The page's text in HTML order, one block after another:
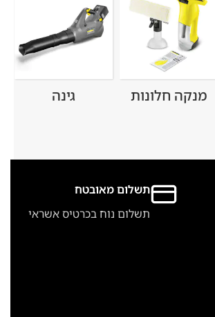
מנקה חלונות גינה
תשלום מאובטח
תשלום נוח בכרטיס אשראי